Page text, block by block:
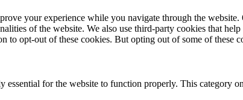
your experience while you navigate through the
of the website. We also use third-party cookies that
to opt-out of these cookies. But opting out of some of these
essential for the website to function properly. This category